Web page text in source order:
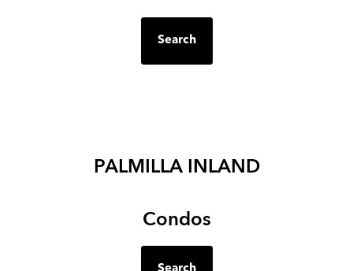
Search
PALMILLA INLAND
Condos